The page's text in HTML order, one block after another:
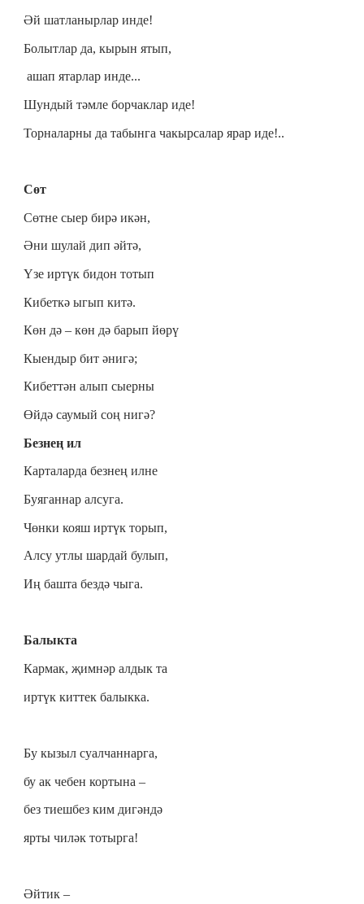
Әй шатланырлар инде!
Болытлар да, кырын ятып,
ашап ятарлар инде...
Шундый тәмле борчаклар иде!
Торналарны да табынга чакырсалар ярар иде!..
Сөт
Сөтне сыер бирә икән,
Әни шулай дип әйтә,
Үзе иртүк бидон тотып
Кибеткә ыгып китә.
Көн дә – көн дә барып йөрү
Кыендыр бит әнигә;
Кибеттән алып сыерны
Өйдә саумый соң нигә?
Безнең ил
Карталарда безнең илне
Буяганнар алсуга.
Чөнки кояш иртүк торып,
Алсу утлы шардай булып,
Иң башта бездә чыга.
Балыкта
Кармак, җимнәр алдык та
иртүк киттек балыкка.
Бу кызыл суалчаннарга,
бу ак чебен кортына –
без тиешбез ким дигәндә
ярты чиләк тотырга!
Әйтик –